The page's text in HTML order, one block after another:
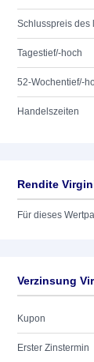
Schlusspreis des
Tagestief/-hoch
52-Wochentief/-
Handelszeiten
Rendite
Für dieses
Verzinsung
Kupon
Erster Zinstermin